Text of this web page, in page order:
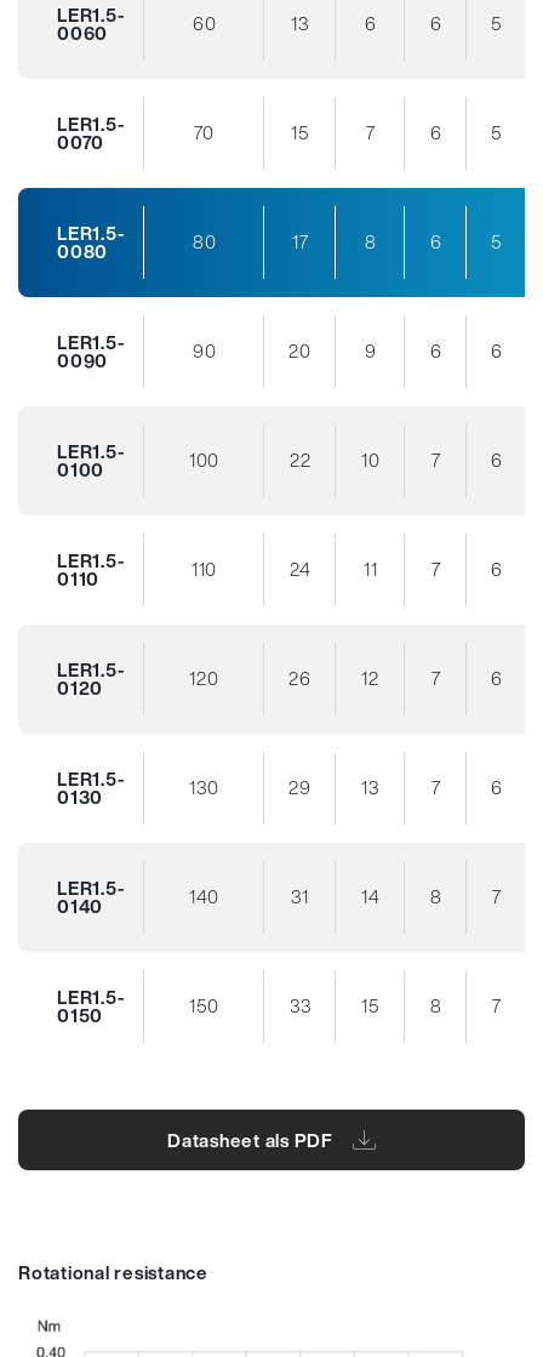
LER1.5-
0060 60 13 6 6 5
LER1.5-
0070 70 15 7 6 5
LER1.5-
0080 80 17 8 6 5
LER1.5-
0090 90 20 9 6 6
LER1.5-
0100 100 22 10 7 6
LER1.5-
0110 110 24 11 7 6
LER1.5-
0120 120 26 12 7 6
LER1.5-
0130 130 29 13 7 6
LER1.5-
0140 140 31 14 8 7
LER1.5-
0150 150 33 15 8 7
Datasheet als PDF
Rotational resistance